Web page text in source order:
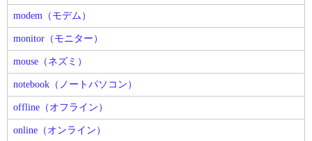
modem（モデム）
monitor（モニター）
mouse（ネズミ）
notebook（ノートパソコン）
offline（オフライン）
online（オンライン）